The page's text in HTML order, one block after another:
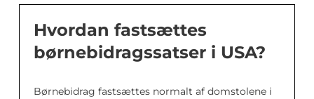
Hvordan fastsættes
børnebidragssatser i USA?
Børnebidrag fastsættes normalt af domstolene i